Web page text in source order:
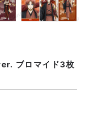
ブロマイド3枚